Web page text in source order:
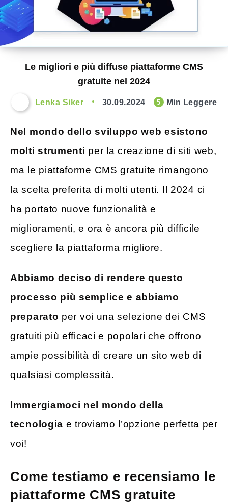
Le migliori e più diffuse piattaforme CMS
gratuite nel 2024
Lenka Siker 30.09.2024 5 Min Leggere
Nel mondo dello sviluppo web esistono
molti strumenti per la creazione di siti web,
ma le piattaforme CMS gratuite rimangono
la scelta preferita di molti utenti. Il 2024 ci
ha portato nuove funzionalità e
miglioramenti, e ora è ancora più difficile
scegliere la piattaforma migliore.
Abbiamo deciso di rendere questo
processo più semplice e abbiamo
preparato per voi una selezione dei CMS
gratuiti più efficaci e popolari che offrono
ampie possibilità di creare un sito web di
qualsiasi complessità.
Immergiamoci nel mondo della
tecnologia e troviamo l’opzione perfetta per
voi!
Come testiamo e recensiamo le
piattaforme CMS gratuite